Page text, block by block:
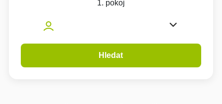
1. pokoj
Hledat